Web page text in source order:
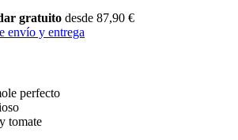
gratuito desde 87,90 €
envío y entrega
perfecto
tomate